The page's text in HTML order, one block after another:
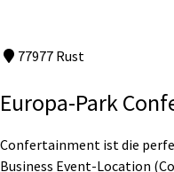
77977 Rust
Europa-Park
Confertainment ist die
Business Event-Location